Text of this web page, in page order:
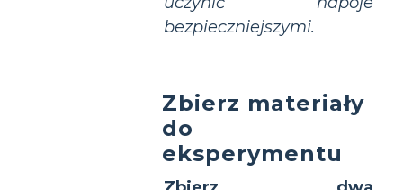
bezpieczniejszymi.
Zbierz materiały
do
eksperymentu